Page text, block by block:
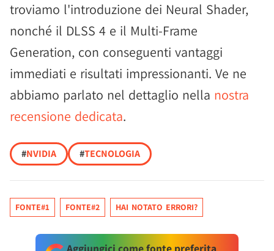
troviamo l'introduzione dei Neural Shader,
nonché il DLSS 4 e il Multi-Frame
Generation, con conseguenti vantaggi
immediati e risultati impressionanti. Ve ne
abbiamo parlato nel dettaglio nella nostra
recensione dedicata.
#NVIDIA #TECNOLOGIA
FONTE#1 FONTE#2 HAI NOTATO ERRORI?